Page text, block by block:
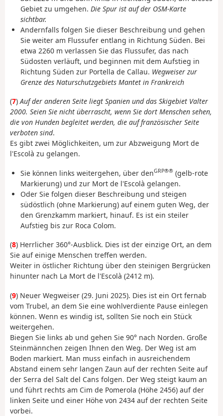
Gebiet zu umgehen. Die Spur ist auf der OSM-Karte
sichtbar.
Andernfalls folgen Sie dieser Beschreibung und gehen
Sie weiter am Flussufer entlang in Richtung Süden. Bei
etwa 2260 m verlassen Sie das Flussufer, das nach
Südosten verläuft, und beginnen mit dem Aufstieg in
Richtung Süden zur Portella de Callau. Wegweiser zur
Grenze des Naturschutzgebiets Mantet in Frankreich
(7)Auf der anderen Seite liegt Spanien und das Skigebiet Valter
2000. Seien Sie nicht überrascht, wenn Sie dort Menschen sehen,
die von Hunden begleitet werden, die auf französischer Seite
verboten sind.
Es gibt zwei Möglichkeiten, um zur Abzweigung Mort de
l'Escolà zu gelangen.
Sie können links weitergehen, über denGRP®® (gelb-rote
Markierung) und zur Mort de l'Escolà gelangen.
Oder Sie folgen dieser Beschreibung und steigen
südöstlich (ohne Markierung) auf einem guten Weg, der
den Grenzkamm markiert, hinauf. Es ist ein steiler
Aufstieg bis zur Roca Colom.
(8) Herrlicher 360°-Ausblick. Dies ist der einzige Ort, an dem
Sie auf einige Menschen treffen werden.
Weiter in östlicher Richtung über den steinigen Bergrücken
hinunter nach La Mort de l'Escolà (2412 m).
(9) Neuer Wegweiser (29. Juni 2025). Dies ist ein Ort fernab
vom Trubel, an dem Sie eine wohlverdiente Pause einlegen
können. Wenn es windig ist, sollten Sie noch ein Stück
weitergehen.
Biegen Sie links ab und gehen Sie 90° nach Norden. Große
Steinmännchen zeigen Ihnen den Weg. Der Weg ist am
Boden markiert. Man muss einfach in ausreichendem
Abstand einem sehr langen Zaun auf der rechten Seite auf
der Serra del Salt del Cans folgen. Der Weg steigt kaum an
und führt rechts am Cim de Pomerola (Höhe 2456) auf der
linken Seite und einer Höhe von 2434 auf der rechten Seite
vorbei.